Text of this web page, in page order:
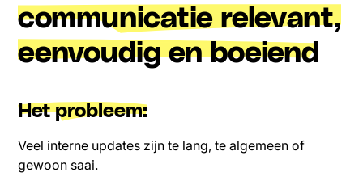
communicatie relevant,
eenvoudig en boeiend
Het probleem:
Veel interne updates zijn te lang, te algemeen of
gewoon saai.